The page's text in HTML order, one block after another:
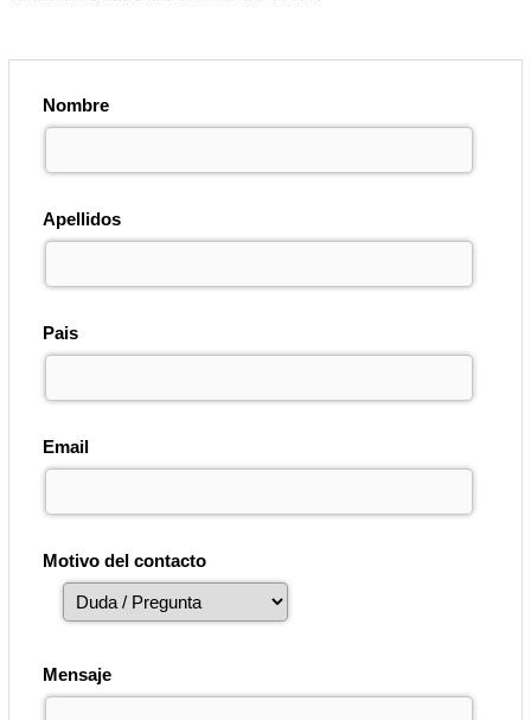
Nombre
Apellidos
Pais
Email
Motivo del contacto
Mensaje